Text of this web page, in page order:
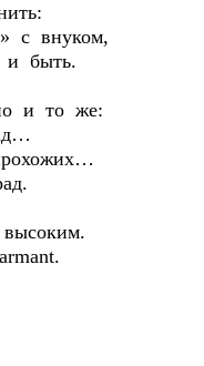
с внуком,
и быть.
и то же: